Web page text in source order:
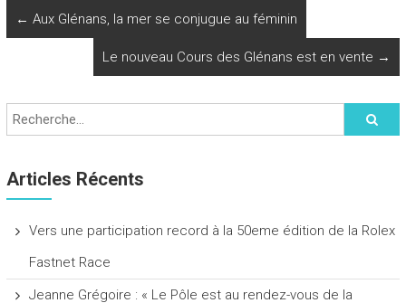
← Aux Glénans, la mer se conjugue au féminin
Le nouveau Cours des Glénans est en vente →
Articles Récents
Vers une participation record à la 50eme édition de la Rolex
Fastnet Race
Jeanne Grégoire : « Le Pôle est au rendez-vous de la